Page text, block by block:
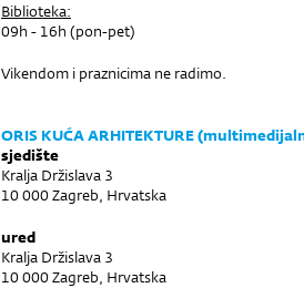
Biblioteka:
09h - 16h (pon-pet)
Vikendom i praznicima ne radimo.
ORIS KUĆA ARHITEKTURE
sjedište
Kralja Držislava 3
10 000 Zagreb, Hrvatska
ured
Kralja Držislava 3
10 000 Zagreb, Hrvatska